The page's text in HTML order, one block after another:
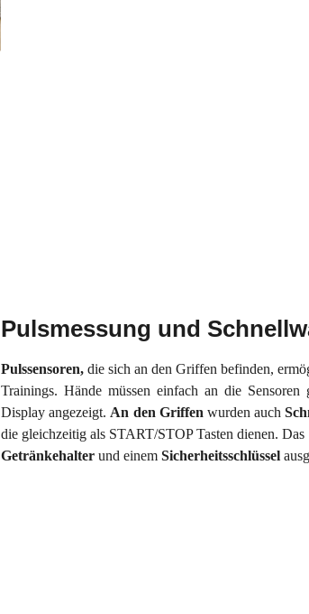
Pulsmessung und
Pulssensoren, die sich an den Griffen befinden,
Trainings. Hände müssen einfach an die
Display angezeigt. An den Griffenwurden auch
die gleichzeitig als START/STOP Tasten dienen.
Getränkehalter und einem Sicherheitsschlüssel